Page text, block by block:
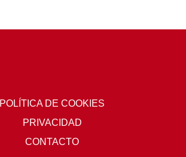
POLÍTICA DE COOKIES
PRIVACIDAD
CONTACTO